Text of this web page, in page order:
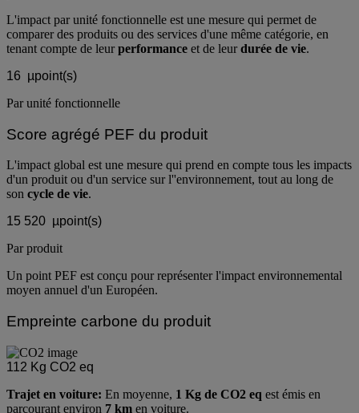
L'impact par unité fonctionnelle est une mesure qui permet de
comparer des produits ou des services d'une même catégorie, en
tenant compte de leurperformance et de leurdurée de vie.
16 µpoint(s)
Par unité fonctionnelle
Score agrégé PEF du produit
L'impact global est une mesure qui prend en compte tous les impacts
d'un produit ou d'un service sur l''environnement, tout au long de
son cycle de vie.
15 520 µpoint(s)
Par produit
Un point PEF est conçu pour représenter l'impact environnemental
moyen annuel d'un Européen.
Empreinte carbone du produit
112 Kg CO2 eq
Trajet en voiture: En moyenne, 1 Kg de CO2 eq est émis en
parcourant environ 7 km en voiture.